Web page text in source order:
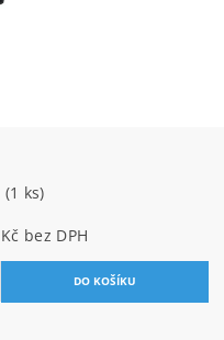
(1 ks)
2 057,85 Kč bez DPH